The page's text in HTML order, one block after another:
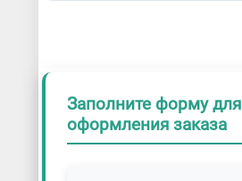
Заполните форму для
оформления заказа